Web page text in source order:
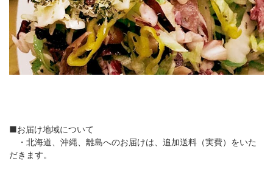
■お届け地域について
・北海道、沖縄、離島へのお届けは、追加送料（実費）をいた
だきます。